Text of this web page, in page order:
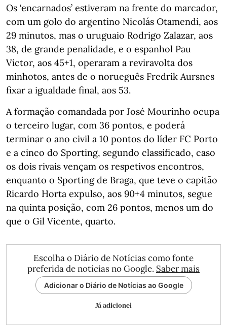
Os ‘encarnados’ estiveram na frente do marcador,
com um golo do argentino Nicolás Otamendi, aos
29 minutos, mas o uruguaio Rodrigo Zalazar, aos
38, de grande penalidade, e o espanhol Pau
Víctor, aos 45+1, operaram a reviravolta dos
minhotos, antes de o norueguês Fredrik Aursnes
fixar a igualdade final, aos 53.
A formação comandada por José Mourinho ocupa
o terceiro lugar, com 36 pontos, e poderá
terminar o ano civil a 10 pontos do líder FC Porto
e a cinco do Sporting, segundo classificado, caso
os dois rivais vençam os respetivos encontros,
enquanto o Sporting de Braga, que teve o capitão
Ricardo Horta expulso, aos 90+4 minutos, segue
na quinta posição, com 26 pontos, menos um do
que o Gil Vicente, quarto.
Escolha o Diário de Notícias como fonte
preferida de notícias no Google. Saber mais
Adicionar o Diário de Notícias ao Google
Já adicionei